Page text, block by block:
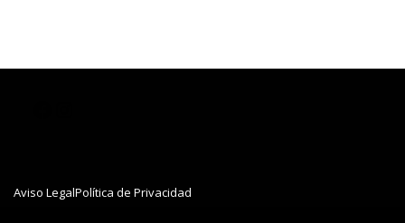
Aviso LegalPolítica de Privacidad